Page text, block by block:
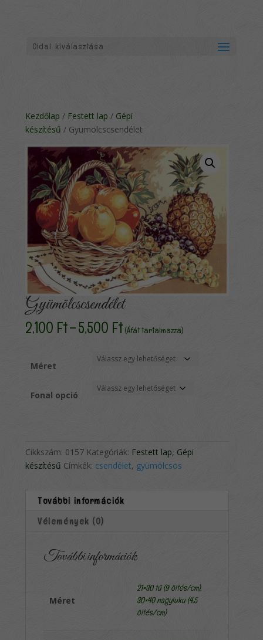
Oldal kiválasztása
Kezdőlap / Festett lap / Gépi
készítésű / Gyümölcscsendélet
Gyümölcscsendélet
2,100 Ft–5,500 FtÁrtartomány:
2,100 Ft
-
5,500 Ft
(Áfát tartalmazza)
Méret
Fonal opció
Cikkszám: 0157 Kategóriák: Festett lap, Gépi
készítésű Címkék: csendélet, gyümölcsös
További információk
Vélemények (0)
További információk
Méret
21×30 tű (9 öltés/cm),
30×40 nagyluku (4,5
öltés/cm)